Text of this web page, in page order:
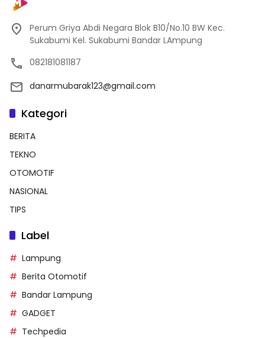
Perum Griya Abdi Negara Blok B10/No.10 BW Kec.
Sukabumi Kel. Sukabumi Bandar LAmpung
082181081187
danarmubarak123@gmail.com
Kategori
BERITA
TEKNO
OTOMOTIF
NASIONAL
TIPS
Label
Lampung
Berita Otomotif
Bandar Lampung
GADGET
Techpedia